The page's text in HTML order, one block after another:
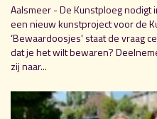
Aalsmeer - De Kunstploeg
een nieuw kunstproject voor de
‘Bewaardoosjes' staat de vraag
dat je het wilt bewaren?
zij naar...